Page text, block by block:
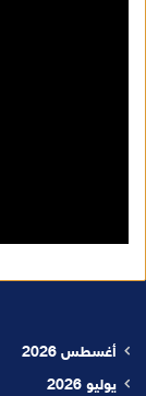
أغسطس 2026
يوليو 2026